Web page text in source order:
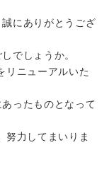
にありがとうござ
でしょうか。
リニューアルいた
ったものとなって
努力してまいりま